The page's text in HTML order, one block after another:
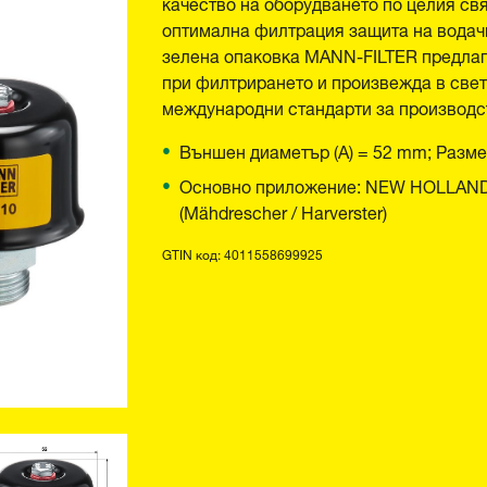
оптимална филтрация защита на
зелена опаковка MANN-FILTER
при филтрирането и произвежда в
международни стандарти за
Външен диаметър (A) = 52 mm;
Основно приложение: NEW
(Mähdrescher / Harverster)
GTIN код: 4011558699925